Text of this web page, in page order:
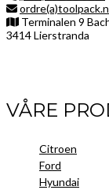
Terminalen 9
3414 Lierstranda
VÅRE
Citroen
Ford
Hyundai